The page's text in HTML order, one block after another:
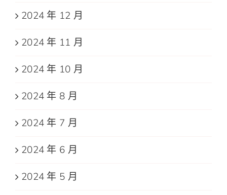
2024 年 12 月
2024 年 11 月
2024 年 10 月
2024 年 8 月
2024 年 7 月
2024 年 6 月
2024 年 5 月